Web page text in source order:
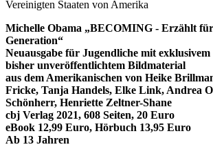
Vereinigten Staaten von Amerika
Michelle Obama „BECOMING - Erzählt für
Generation“
Neuausgabe für Jugendliche mit
bisher unveröffentlichtem Bildmaterial
aus dem Amerikanischen von Heike
Fricke, Tanja Handels, Elke Link, Andrea
Schönherr, Henriette Zeltner-Shane
cbj Verlag 2021, 608 Seiten, 20 Euro
eBook 12,99 Euro, Hörbuch 13,95 Euro
Ab 13 Jahren